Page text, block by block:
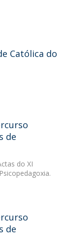
Católica do
de
do XI
de